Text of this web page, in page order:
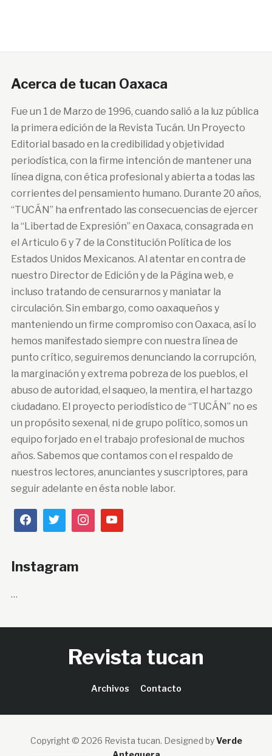
Acerca de tucan Oaxaca
Fue un 1 de Marzo de 1996, cuando salió a la luz pública
la primera edición de la Revista Tucán. Un Proyecto
Editorial basado en la credibilidad y objetividad
periodística, con la firme intención de mantener una
línea digna, con ética profesional y abierta a todas las
corrientes del pensamiento humano. Durante 20 años,
“TUCÁN” ha enfrentado las consecuencias de ejercer
la “Libertad de Expresión” en Oaxaca, consagrada en
el Articulo 6 y 7 de la Constitución Política de los
Estados Unidos Mexicanos. Al atentar en contra de
nuestro Director de Edición y de la Página web, e
incluso tratando de censurarnos y maniatar la
circulación. Sin embargo, como oaxaqueños y
manteniendo un firme compromiso con Oaxaca, así lo
hemos manifestado siempre con nuestra línea de
punto crítico, seguiremos denunciando la corrupción,
la marginación y extrema pobreza de los pueblos, el
abuso de autoridad, el saqueo, la mentira, el hartazgo
ciudadano. El proyecto periodístico de “TUCÁN” no es
un propósito sexenal, ni de grupo político, somos un
equipo forjado en el trabajo profesional de muchos
años. Sabemos que contamos con el respaldo de
nuestros lectores, anunciantes y suscriptores, para
seguir adelante en ésta noble labor.
Instagram
…
Revista tucan
Archivos Contacto
Copyright © 2026 Revista tucan. Designed byVerde